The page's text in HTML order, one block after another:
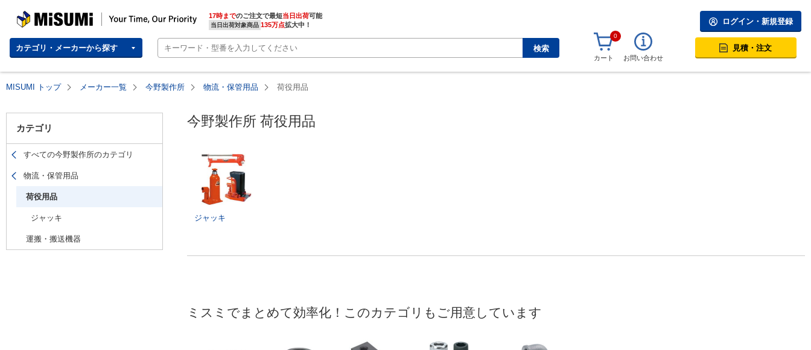
MISUMI | Your Time, Our Priority 17時までのご注文で最短当日出荷
当日出荷対象商品 135万点拡大中！
カテゴリ・メーカーから探す 検索
ログイン・新規登録
0
カート お問い合わせ
見積・注文
MISUMI トップ メーカー一覧 今野製作所 物流・保管用品 荷役用品
カテゴリ
すべての今野製作所のカテゴリ
物流・保管用品
荷役用品
ジャッキ
運搬・搬送機器
今野製作所 荷役用品
ジャッキ
ミスミでまとめて効率化！このカテゴリもご用意しています